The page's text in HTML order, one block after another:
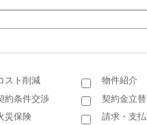
スト削減 物件紹介
約条件交渉
契約金立替
災保険
請求・支払